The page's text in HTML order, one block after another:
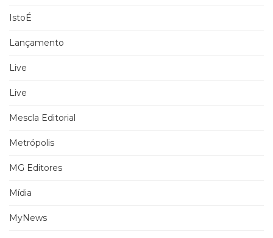
IstoÉ
Lançamento
Live
Live
Mescla Editorial
Metrópolis
MG Editores
Mídia
MyNews